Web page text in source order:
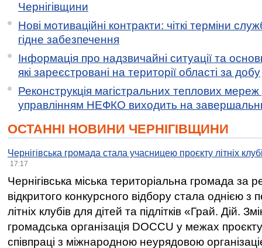
Чернігівщини
Нові мотиваційні контракти: чіткі терміни
гідне забезпечення
Інформація про надзвичайні ситуації та
які зареєстровані на території області за добу
Реконструкція магістральних теплових мереж
управлінням НЕФКО виходить на
ОСТАННІ НОВИНИ ЧЕРНІГІВЩИНИ
Чернігівська громада стала учасницею проєкту літніх
17:17
Чернігівська міська територіальна громада за
відкритого конкурсного відбору стала однією
літніх клубів для дітей та підлітків «Грай. Дій.
громадська організація DOCCU у межах
співпраці з міжнародною неурядовою